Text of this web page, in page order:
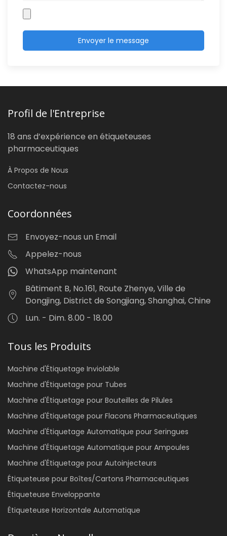
Profil de l'Entreprise
18 ans d’expérience en étiqueteuses
pharmaceutiques
À Propos de Nous
Contactez-nous
Coordonnées
Envoyez-nous un Email
Appelez-nous
WhatsApp maintenant
Bâtiment B, No.161, Route Zhenye, Ville de
Dongjing, District de Songjiang, Shanghai, Chine
Lun. - Dim. 8.00 - 18.00
Tous les Produits
Machine d'Étiquetage Inviolable
Machine d'Étiquetage pour Tubes
Machine d'Étiquetage pour Bouteilles de Pilules
Machine d'Étiquetage pour Flacons Pharmaceutiques
Machine d'Étiquetage Automatique pour Seringues
Machine d'Étiquetage Automatique pour Ampoules
Machine d'Étiquetage pour Autoinjecteurs
Étiqueteuse pour Boîtes/Cartons Pharmaceutiques
Étiqueteuse Enveloppante
Étiqueteuse Horizontale Automatique